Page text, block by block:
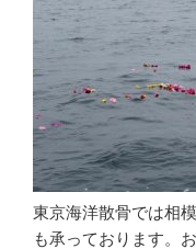
東京海洋散骨では相
も承っております。